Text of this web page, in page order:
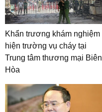
Khẩn trương khám nghiệm
hiện trường vụ cháy tại
Trung tâm thương mại Biên
Hòa